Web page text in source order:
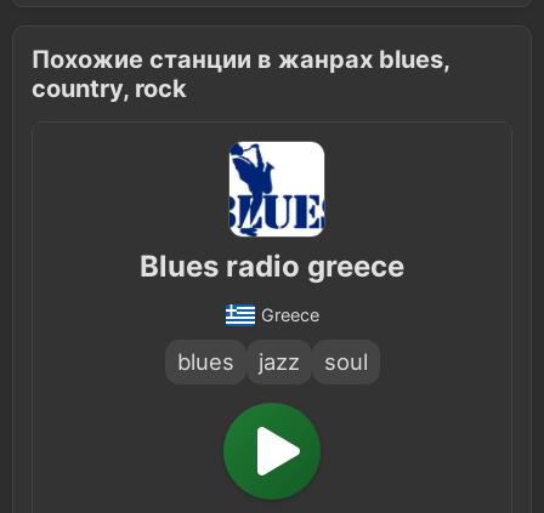
Похожие станции в жанрах blues,
country, rock
Blues radio greece
Greece
blues jazz soul